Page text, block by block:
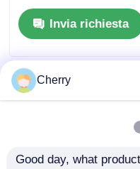
scanalatura a T
personalizzati
Invia richiesta
Cherry
Good day, what